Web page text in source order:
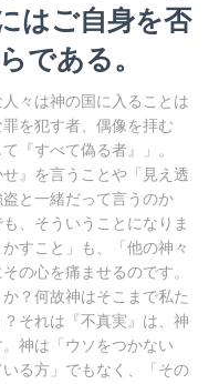
はご自身を否
である。
々は神の国に入ることは
を犯す者、偶像を拝む
『すべて偽る者』」。
』を言うことや「見え透
と一緒だって言うのか
、そういうことになりま
すこと」も、「他の神々
の心を痛ませるのです。
？何故神はそこまで私た
それは『不真実』は、神
神は「ウソをつかない
る方」でもなく、「その